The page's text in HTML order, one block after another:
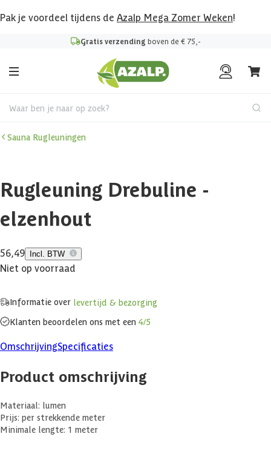
Pak je voordeel tijdens de Azalp Mega Zomer Weken!
Gratis verzending boven de € 75,-
Waar ben je naar op zoek?
Sauna Rugleuningen
Rugleuning Drebuline -
elzenhout
56,49 Incl. BTW
Niet op voorraad
Informatie over levertijd & bezorging
Klanten beoordelen ons met een 4/5
OmschrijvingSpecificaties
Product omschrijving
Materiaal: lumen
Prijs: per strekkende meter
Minimale lengte: 1 meter